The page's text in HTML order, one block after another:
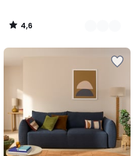
4,6
/